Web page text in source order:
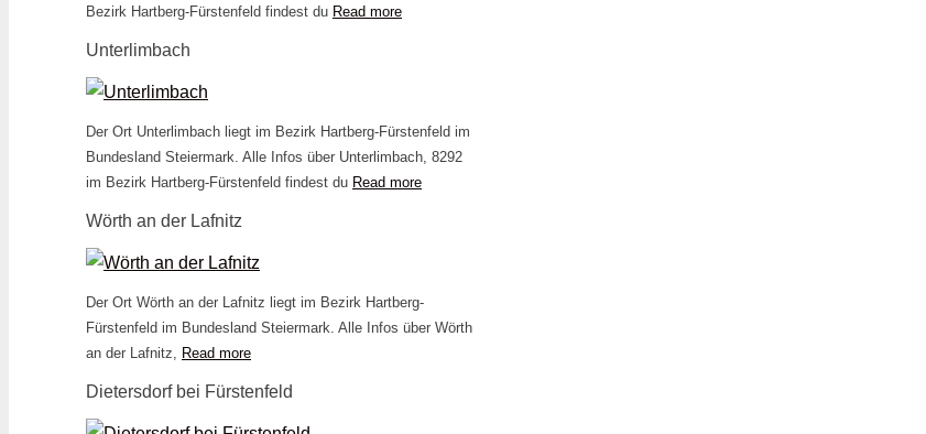
Bezirk Hartberg-Fürstenfeld findest du Read more
Unterlimbach
Der Ort Unterlimbach liegt im Bezirk Hartberg-Fürstenfeld im
Bundesland Steiermark. Alle Infos über Unterlimbach, 8292
im Bezirk Hartberg-Fürstenfeld findest du Read more
Wörth an der Lafnitz
Der Ort Wörth an der Lafnitz liegt im Bezirk Hartberg-
Fürstenfeld im Bundesland Steiermark. Alle Infos über Wörth
an der Lafnitz, Read more
Dietersdorf bei Fürstenfeld